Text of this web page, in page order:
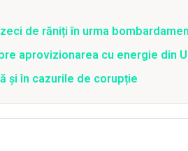
de răniți în urma
aprovizionarea cu energie din
și în cazurile de corupție